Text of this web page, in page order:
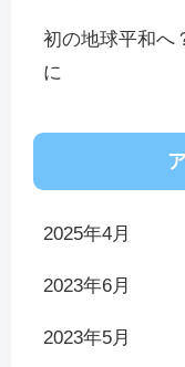
初の地球平和
に
2025年4月
2023年6月
2023年5月